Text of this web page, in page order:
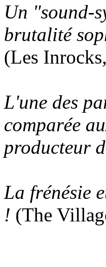
Un "sound-
brutalité
(Les
L'une des
comparée
producteur
La frénésie
! (The